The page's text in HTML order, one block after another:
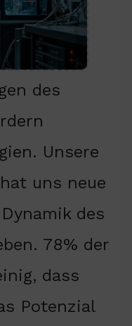
des
Unsere
uns neue
des
78% der
dass
Potenzial